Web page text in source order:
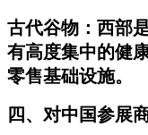
古代谷物：西部
有高度集中的健
零售基础设施。
四、对中国参展